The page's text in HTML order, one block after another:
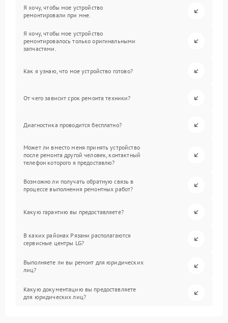
Я хочу, чтобы мое устройство
ремонтировали при мне.
Я хочу, чтобы мое устройство
ремонтировалось только оригинальными
запчастями.
Как я узнаю, что мое устройство готово?
От чего зависит срок ремонта техники?
Диагностика проводится бесплатно?
Может ли вместо меня принять устройство
после ремонта другой человек, контактный
телефон которого я предоставлю?
Возможно ли получать обратную связь в
процессе выполнения ремонтных работ?
Какую гарантию вы предоставляете?
В каких районах Рязани располагаются
сервисные центры LG?
Выполняете ли вы ремонт для юридических
лиц?
Какую документацию вы предоставляете
для юридических лиц?